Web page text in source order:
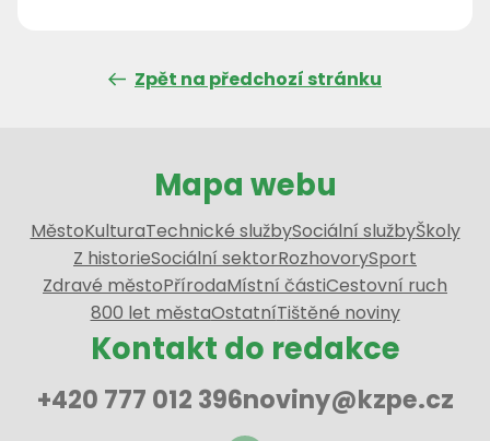
Zpět na předchozí stránku
Mapa webu
MěstoKulturaTechnické službySociální službyŠkoly
Z historieSociální sektorRozhovorySport
Zdravé městoPřírodaMístní částiCestovní ruch
800 let městaOstatníTištěné noviny
Kontakt do redakce
+420 777 012 396noviny@kzpe.cz